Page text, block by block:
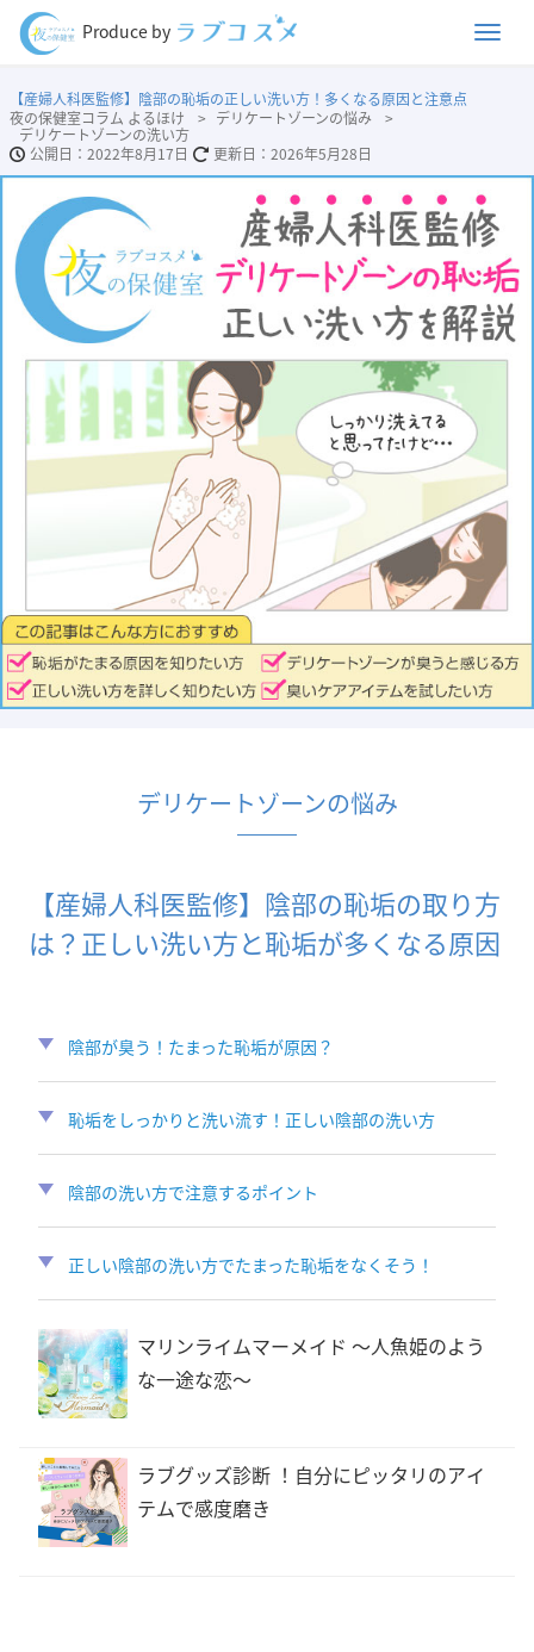
Produce by
【産婦人科医監修】陰部の恥垢の正しい洗い方！多くなる原因と注意点
夜の保健室コラム よるほけ
デリケートゾーンの悩み
デリケートゾーンの洗い方
2022年8月17日
2026年5月28日
デリケートゾーンの悩み
【産婦人科医監修】陰部の恥垢の取り方
は？正しい洗い方と恥垢が多くなる原因
陰部が臭う！たまった恥垢が原因？
恥垢をしっかりと洗い流す！正しい陰部の洗い方
陰部の洗い方で注意するポイント
正しい陰部の洗い方でたまった恥垢をなくそう！
マリンライムマーメイド 〜人魚姫のよう
な一途な恋〜
ラブグッズ診断 ！自分にピッタリのアイ
テムで感度磨き